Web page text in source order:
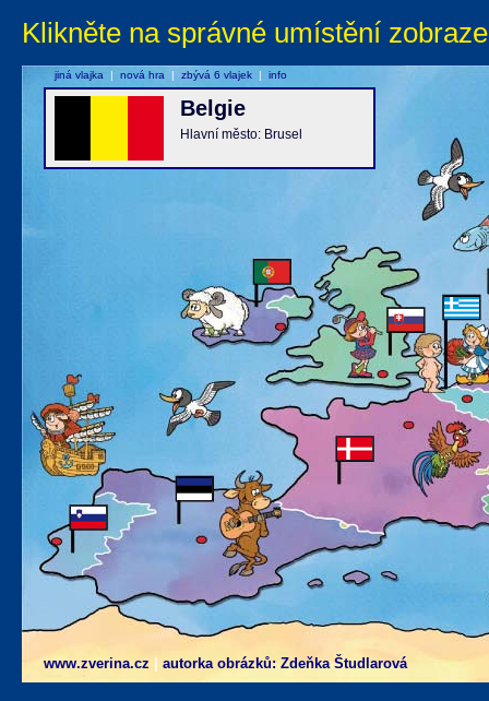
Klikněte na správné umístění
www.zverina.cz autorka obrázků: Zdeňka Študlarová
Belgie
Hlavní město: Brusel
jiná vlajka | nová hra | zbývá 6 vlajek | info